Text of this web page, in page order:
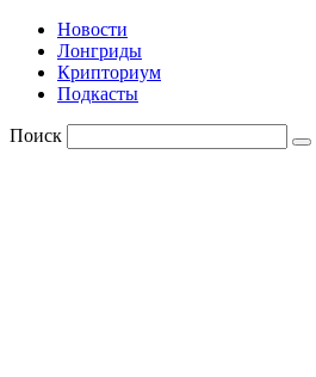
Новости
Лонгриды
Крипториум
Подкасты
Поиск